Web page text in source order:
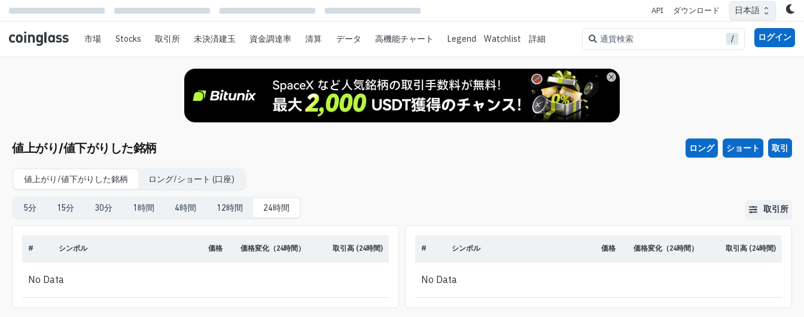
API ダウンロード 日本語
市場 Stocks 取引所 未決済建玉 資金調達率 清算 データ 高機能チャート Legend Watchlist 詳細 通貨検索 / ログイン
値上がり/値下がりした銘柄 ロング ショート 取引
値上がり/値下がりした銘柄 ロング/ショート (口座)
5分 15分 30分 1時間 4時間 12時間 24時間 取引所
# シンボル 価格 価格変化（24時間） 取引高 (24時間)
No Data
# シンボル 価格 価格変化（24時間） 取引高 (24時間)
No Data